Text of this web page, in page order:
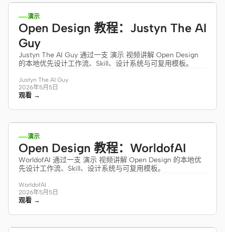
演示
Open Design 教程：Justyn The AI
Guy
Justyn The AI Guy 通过一支 演示 视频讲解 Open Design
的本地优先设计工作流、Skill、设计系统与可复用模板。
Justyn The AI Guy
2026年5月5日
观看 →
11:47
演示
Open Design 教程：WorldofAI
WorldofAI 通过一支 演示 视频讲解 Open Design 的本地优
先设计工作流、Skill、设计系统与可复用模板。
WorldofAI
2026年5月5日
观看 →
16:45